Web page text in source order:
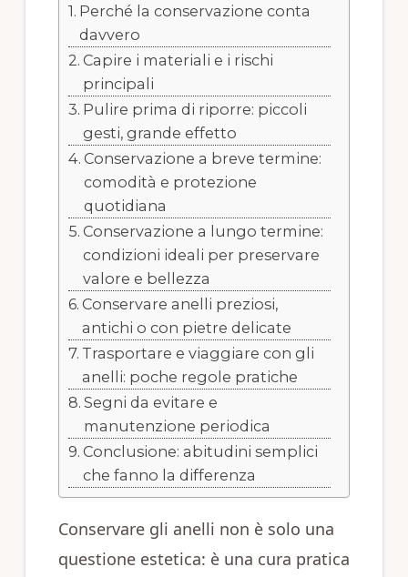
Perché la conservazione conta
davvero
Capire i materiali e i rischi
principali
Pulire prima di riporre: piccoli
gesti, grande effetto
Conservazione a breve termine:
comodità e protezione
quotidiana
Conservazione a lungo termine:
condizioni ideali per preservare
valore e bellezza
Conservare anelli preziosi,
antichi o con pietre delicate
Trasportare e viaggiare con gli
anelli: poche regole pratiche
Segni da evitare e
manutenzione periodica
Conclusione: abitudini semplici
che fanno la differenza
Conservare gli anelli non è solo una
questione estetica: è una cura pratica